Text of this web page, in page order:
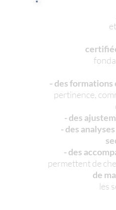
et
- des formations
pertinence,
- des
- des
- des
permettent de
de
les